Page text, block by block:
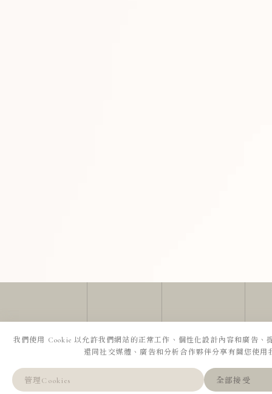
預約諮詢 LINE WeChat
我們使用 Cookie 以允許我們網站的正常工作、個性化設計內容和廣告、
還同社交媒體、廣告和分析合作夥伴分享有關您使用
管理Cookies 全部接受